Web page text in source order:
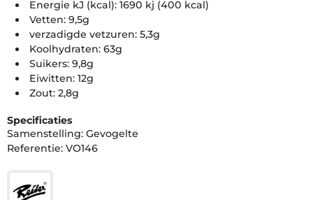
Energie kJ (kcal): 1690 kj (400 kcal)
Vetten: 9,5g
verzadigde vetzuren: 5,3g
Koolhydraten: 63g
Suikers: 9,8g
Eiwitten: 12g
Zout: 2,8g
Specificaties
Samenstelling: Gevogelte
Referentie: VO146